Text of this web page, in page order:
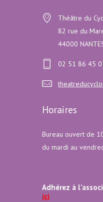
Théâtre du
82 rue du
44000
02 51 86 45
Horaires
Bureau ouvert de
du mardi au
Adhérez à
ici